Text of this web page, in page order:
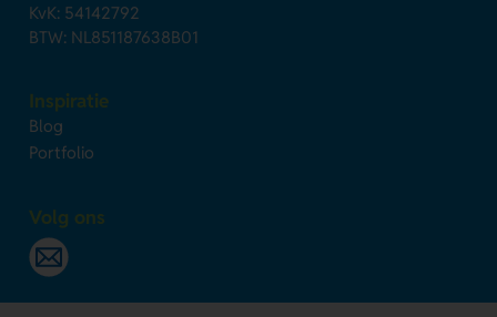
KvK: 54142792
BTW: NL851187638B01
Inspiratie
Blog
Portfolio
Volg ons